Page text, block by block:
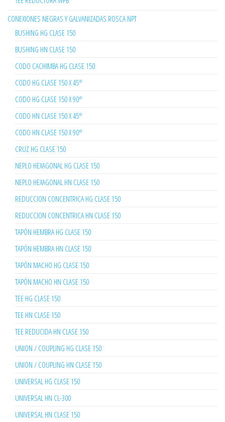
CONEXIONES NEGRAS Y GALVANIZADAS ROSCA NPT
BUSHING HG CLASE 150
BUSHING HN CLASE 150
CODO CACHIMBA HG CLASE 150
CODO HG CLASE 150 X 45°
CODO HG CLASE 150 X 90°
CODO HN CLASE 150 X 45°
CODO HN CLASE 150 X 90°
CRUZ HG CLASE 150
NEPLO HEXAGONAL HG CLASE 150
NEPLO HEXAGONAL HN CLASE 150
REDUCCION CONCENTRICA HG CLASE 150
REDUCCION CONCENTRICA HN CLASE 150
TAPÓN HEMBRA HG CLASE 150
TAPÓN HEMBRA HN CLASE 150
TAPÓN MACHO HG CLASE 150
TAPÓN MACHO HN CLASE 150
TEE HG CLASE 150
TEE HN CLASE 150
TEE REDUCIDA HN CLASE 150
UNION / COUPLING HG CLASE 150
UNION / COUPLING HN CLASE 150
UNIVERSAL HG CLASE 150
UNIVERSAL HN CL-300
UNIVERSAL HN CLASE 150